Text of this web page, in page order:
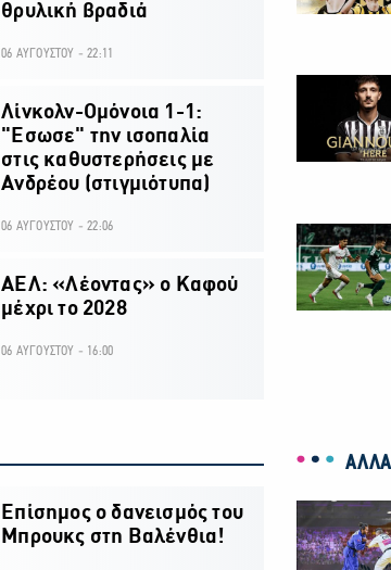
θρυλική βραδιά
06 ΑΥΓΟΥΣΤΟΥ - 22:11
Λίνκολν-Ομόνοια 1-1:
"Εσωσε" την ισοπαλία
στις καθυστερήσεις με
Ανδρέου (στιγμιότυπα)
06 ΑΥΓΟΥΣΤΟΥ - 22:06
ΑΕΛ: «Λέοντας» ο Καφού
μέχρι το 2028
06 ΑΥΓΟΥΣΤΟΥ - 16:00
Επίσημος ο δανεισμός του
Μπρουκς στη Βαλένθια!